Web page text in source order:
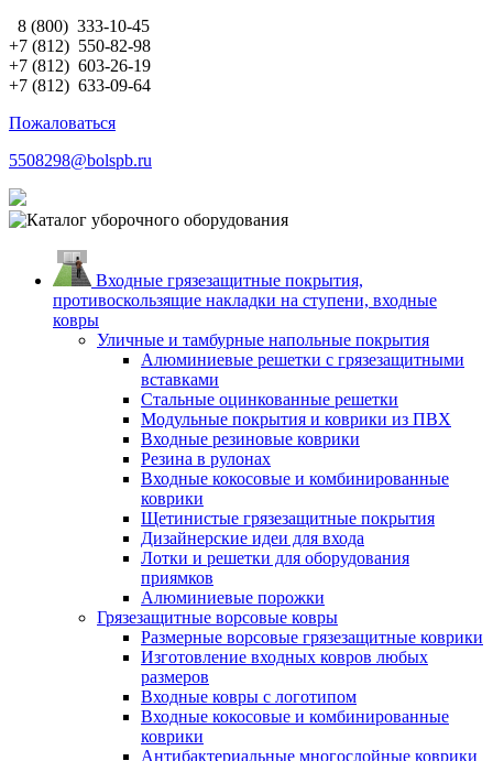
8 (800) 333-10-45
+7 (812) 550-82-98
+7 (812) 603-26-19
+7 (812) 633-09-64
Пожаловаться
5508298@bolspb.ru
Входные грязезащитные покрытия,
противоскользящие накладки на ступени, входные
ковры
Уличные и тамбурные напольные покрытия
Алюминиевые решетки с грязезащитными
вставками
Стальные оцинкованные решетки
Модульные покрытия и коврики из ПВХ
Входные резиновые коврики
Резина в рулонах
Входные кокосовые и комбинированные
коврики
Щетинистые грязезащитные покрытия
Дизайнерские идеи для входа
Лотки и решетки для оборудования
приямков
Алюминиевые порожки
Грязезащитные ворсовые ковры
Размерные ворсовые грязезащитные коврики
Изготовление входных ковров любых
размеров
Входные ковры с логотипом
Входные кокосовые и комбинированные
коврики
Антибактериальные многослойные коврики